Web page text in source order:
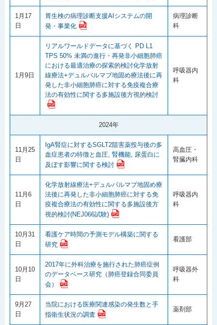
1月17
日
胃生検の病理診断支援AIシステムの開
発・事業化
病理診断
科
1月9日
リアルワールドデータに基づく PD L1
TPS 50% 未満の進行・再発非小細胞肺癌
における最適治療の探索的検討化学放射
線療法+デュルバルマブ地固め療法後に再
発した非小細胞肺癌に対する免疫複合療
法の有効性に関する多施設後方視的検討
呼吸器内
科
2024年
11月25
日
IgA腎症に対するSGLT2阻害薬投与後の多
血症患者の特徴と血圧, 腎機能, 尿蛋白に
及ぼす影響に関する検討
高血圧・
腎臓内科
11月6
日
化学放射線療法+デュルバルマブ地固め療
法後に再発した非小細胞肺癌に対する免
疫複合療法の有効性に関する多施設後方
視的検討(NEJ066試験)
呼吸器内
科
10月31
日
看護ケア時間の予測モデル構築に関する
研究
看護部
10月10
日
2017年に外科治療を施行された肺癌症例
のデータベース研究（肺癌登録合同委員
会）
呼吸器外
科
9月27
日
当院における医療関連感染の発生数と手
指衛生状況の調査
薬剤部